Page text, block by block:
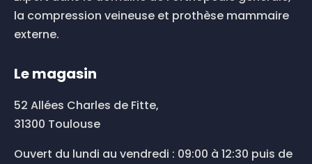
la compression veineuse et prothèse mammaire
externe.
Le magasin
52 Allées Charles de Fitte,
31300 Toulouse
Ouvert du lundi au vendredi : 09:00 à 12:30 puis de